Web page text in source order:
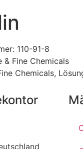
110-91-8
& Fine Chemicals
Chemicals,